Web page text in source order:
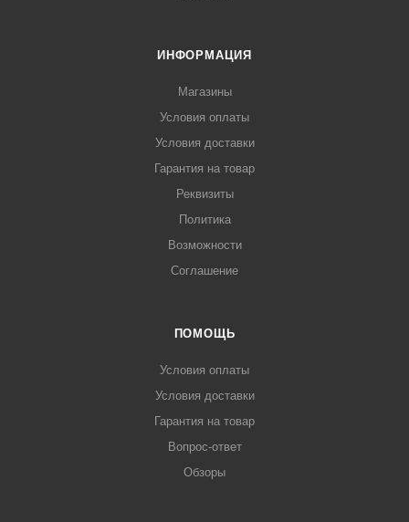
ИНФОРМАЦИЯ
Магазины
Условия оплаты
Условия доставки
Гарантия на товар
Реквизиты
Политика
Возможности
Соглашение
ПОМОЩЬ
Условия оплаты
Условия доставки
Гарантия на товар
Вопрос-ответ
Обзоры